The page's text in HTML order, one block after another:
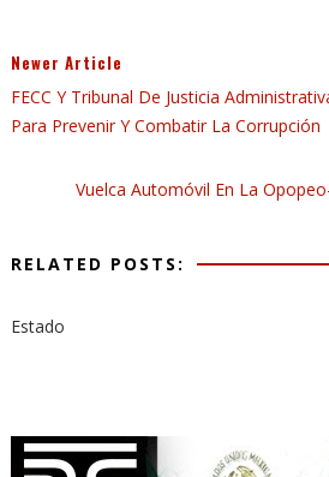
Newer Article
FECC Y Tribunal De Justicia
Para Prevenir Y Combatir La Corrupción
Vuelca Automóvil En La
RELATED POSTS:
Estado